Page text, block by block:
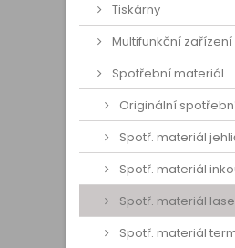
Tiskárny
Multifunkční zařízení
Spotřební materiál
Originální
Spotř. materiál
Spotř. materiál
Spotř. materiál
Spotř. materiál